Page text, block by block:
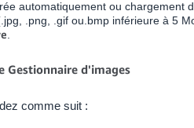
automatiquement ou chargement
.png, .gif ou.bmp inférieure à 5
Gestionnaire d'images
comme suit :